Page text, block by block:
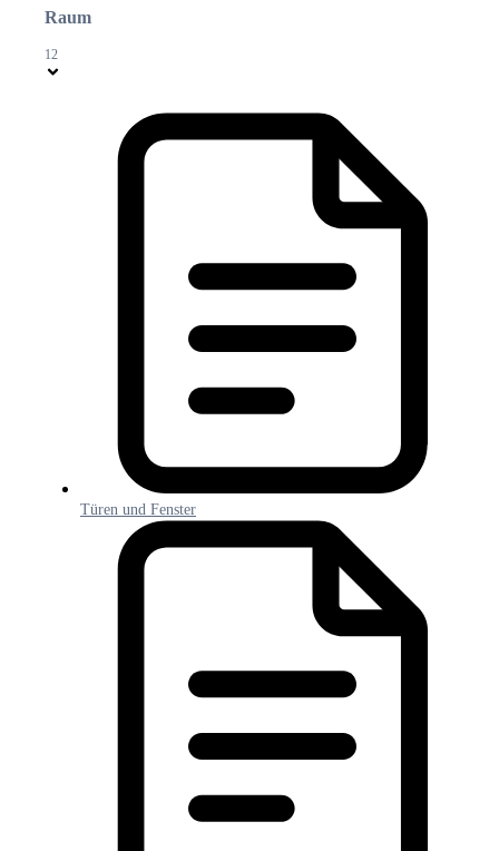
Raum
12
Türen und Fenster